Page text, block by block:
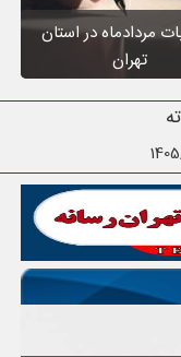
مردادماه در استان
تهران